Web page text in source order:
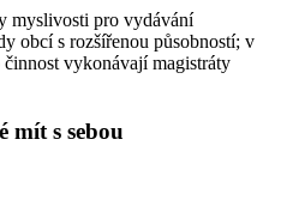
myslivosti pro vydávání
obcí s rozšířenou působností; v
vykonávají magistráty
mít s sebou